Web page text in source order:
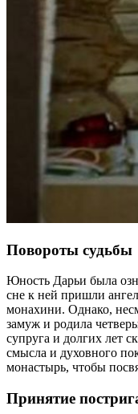
Повороты судьбы
Юность Дарьи была
сне к ней пришли
монахини. Однако,
замуж и родила
супруга и долгих лет
смысла и духовного
монастырь, чтобы
Принятие